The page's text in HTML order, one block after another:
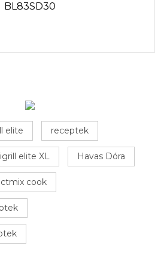
BL83SD30
elite receptek
elite XL Havas Dóra
cook